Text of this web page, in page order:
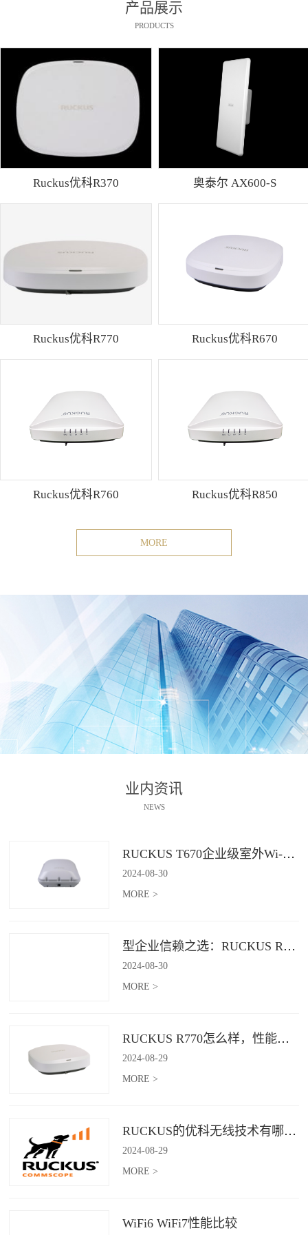
产品展示
PRODUCTS
Ruckus优科R370 奥泰尔 AX600-S
Ruckus优科R770 Ruckus优科R670
Ruckus优科R760 Ruckus优科R850
MORE
业内资讯
NEWS
RUCKUS T670企业级室外Wi-Fi 7解决方案：挑战室外环境，畅享高性能连接
2024-08-30
MORE >
型企业信赖之选：RUCKUS R760，安全稳定的Wi-Fi解决方案
2024-08-30
MORE >
RUCKUS R770怎么样，性能怎么样，好用吗？
2024-08-29
MORE >
RUCKUS的优科无线技术有哪些优缺点？
2024-08-29
MORE >
WiFi6 WiFi7性能比较